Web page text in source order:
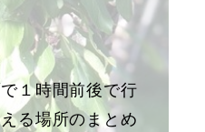
１時間前後で行
る場所のまとめ